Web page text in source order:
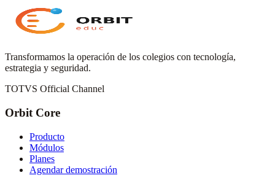
Transformamos la operación de los colegios con tecnología,
estrategia y seguridad.
TOTVS Official Channel
Orbit Core
Producto
Módulos
Planes
Agendar demostración